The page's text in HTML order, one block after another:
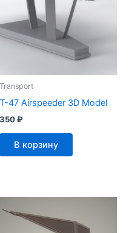
Transport
T-47 Airspeeder 3D Model
350₽
В корзину